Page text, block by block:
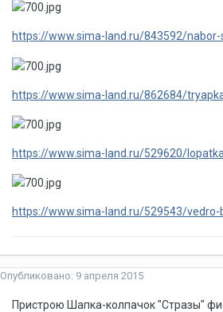
https://www.sima-land.ru/843592/
https://www.sima-land.ru/862684/
https://www.sima-land.ru/529620/
https://www.sima-land.ru/529543/
Опубликовано: 9 апреля 2015
Пристрою Шапка-колпачок "Стразы"